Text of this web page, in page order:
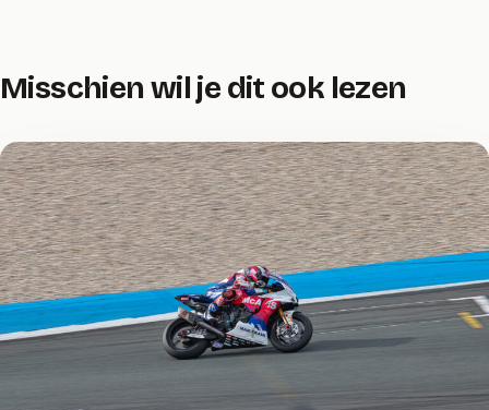
Misschien wil je dit ook lezen